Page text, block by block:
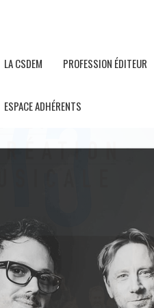
LA CSDEM
PROFESSION ÉDITEUR
ESPACE ADHÉRENTS